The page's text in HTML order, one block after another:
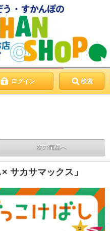
ログイン 検索
次の商品へ
サカサマックス」